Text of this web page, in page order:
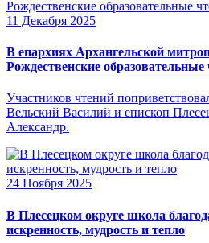
11 Декабря 2025
В епархиях Архангельской
Рождественские образовательные
Участников чтений
Вельский Василий и епископ
Александр.
24 Ноября 2025
В Плесецком округе школа
искренность, мудрость и тепло